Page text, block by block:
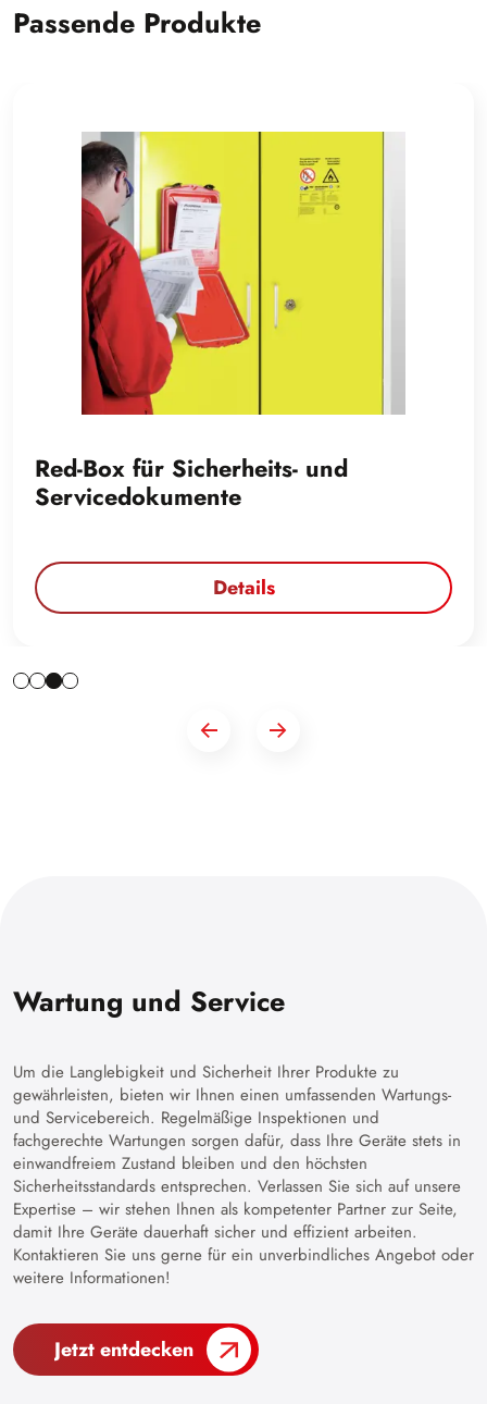
Passende Produkte
Red-Box für Sicherheits- und
Servicedokumente
Details
Wartung und Service
Um die Langlebigkeit und Sicherheit Ihrer Produkte zu
gewährleisten, bieten wir Ihnen einen umfassenden Wartungs-
und Servicebereich. Regelmäßige Inspektionen und
fachgerechte Wartungen sorgen dafür, dass Ihre Geräte stets in
einwandfreiem Zustand bleiben und den höchsten
Sicherheitsstandards entsprechen. Verlassen Sie sich auf unsere
Expertise – wir stehen Ihnen als kompetenter Partner zur Seite,
damit Ihre Geräte dauerhaft sicher und effizient arbeiten.
Kontaktieren Sie uns gerne für ein unverbindliches Angebot oder
weitere Informationen!
Jetzt entdecken